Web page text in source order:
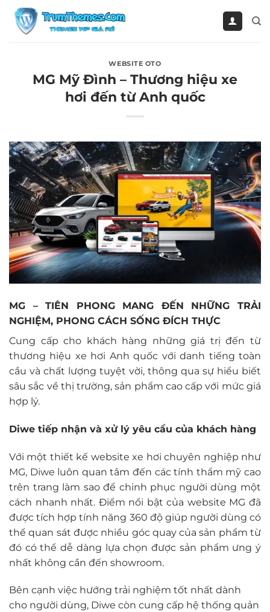
qua
WEBSITE OTO
MG Mỹ Đình – Thương hiệu xe
hơi đến từ Anh quốc
MG – TIÊN PHONG MANG ĐẾN NHỮNG TRẢI
NGHIỆM, PHONG CÁCH SỐNG ĐÍCH THỰC
Cung cấp cho khách hàng những giá trị đến từ
thương hiệu xe hơi Anh quốc với danh tiếng toàn
cầu và chất lượng tuyệt vời, thông qua sự hiểu biết
sâu sắc về thị trường, sản phẩm cao cấp với mức giá
hợp lý.
Diwe tiếp nhận và xử lý yêu cầu của khách hàng
Với một thiết kế website xe hơi chuyên nghiệp như
MG, Diwe luôn quan tâm đến các tính thẩm mỹ cao
trên trang làm sao để chinh phục người dùng một
cách nhanh nhất. Điểm nổi bật của website MG đã
được tích hợp tính năng 360 độ giúp người dùng có
thể quan sát được nhiều góc quay của sản phẩm từ
đó có thể dễ dàng lựa chọn được sản phẩm ưng ý
nhất không cần đến showroom.
Bên cạnh việc hướng trải nghiệm tốt nhất dành
cho người dùng, Diwe còn cung cấp hệ thống quản